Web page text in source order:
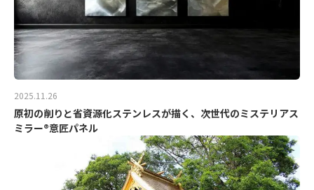
2025.11.26
原初の削りと省資源化ステンレスが描く、次世代のミステリアス
ミラー®意匠パネル